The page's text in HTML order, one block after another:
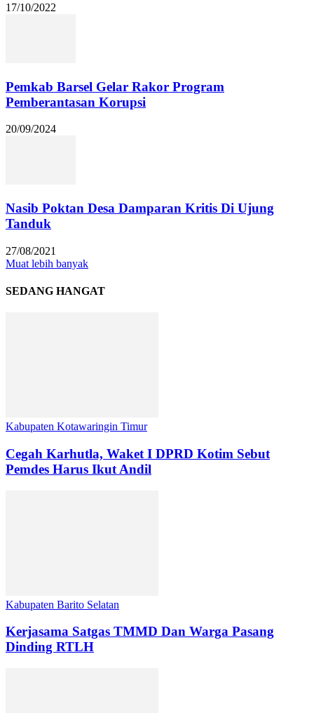
17/10/2022
Pemkab Barsel Gelar Rakor Program
Pemberantasan Korupsi
20/09/2024
Nasib Poktan Desa Damparan Kritis Di Ujung
Tanduk
27/08/2021
Muat lebih banyak
SEDANG HANGAT
Kabupaten Kotawaringin Timur
Cegah Karhutla, Waket I DPRD Kotim Sebut
Pemdes Harus Ikut Andil
Kabupaten Barito Selatan
Kerjasama Satgas TMMD Dan Warga Pasang
Dinding RTLH